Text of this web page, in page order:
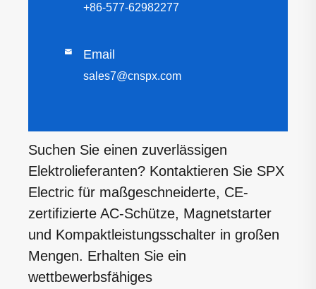
+86-577-62982277
 Email
sales7@cnspx.com
Suchen Sie einen zuverlässigen
Elektrolieferanten? Kontaktieren Sie SPX
Electric für maßgeschneiderte, CE-
zertifizierte AC-Schütze, Magnetstarter
und Kompaktleistungsschalter in großen
Mengen. Erhalten Sie ein
wettbewerbsfähiges